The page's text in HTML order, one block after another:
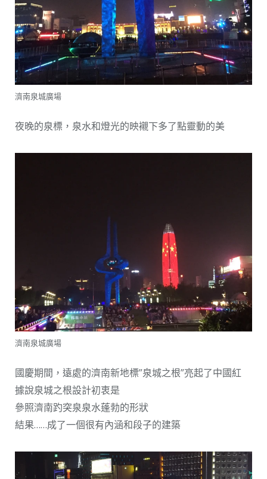
濟南泉城廣場
夜晚的泉標，泉水和燈光的映襯下多了點靈動的美
濟南泉城廣場
國慶期間，遠處的濟南新地標”泉城之根”亮起了中國紅
據說泉城之根設計初衷是
參照濟南趵突泉泉水蓬勃的形狀
結果……成了一個很有內涵和段子的建築